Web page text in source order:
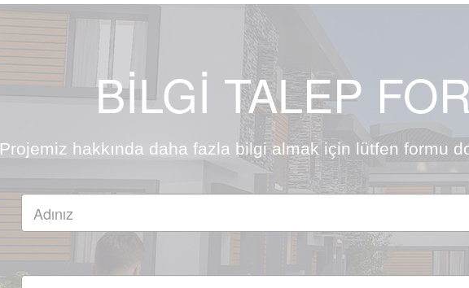
BİLGİ TALEP
Projemiz hakkında daha fazla bilgi almak için lütfen formu